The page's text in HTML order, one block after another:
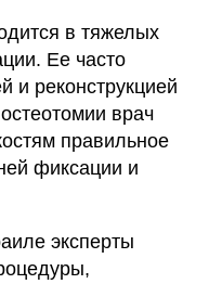
в тяжелых
Ее часто
и реконструкцией
врач
правильное
фиксации и
эксперты